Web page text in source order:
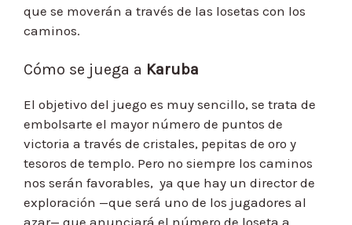
que se moverán a través de las losetas con los
caminos.
Cómo se juega a Karuba
El objetivo del juego es muy sencillo, se trata de
embolsarte el mayor número de puntos de
victoria a través de cristales, pepitas de oro y
tesoros de templo. Pero no siempre los caminos
nos serán favorables, ya que hay un director de
exploración —que será uno de los jugadores al